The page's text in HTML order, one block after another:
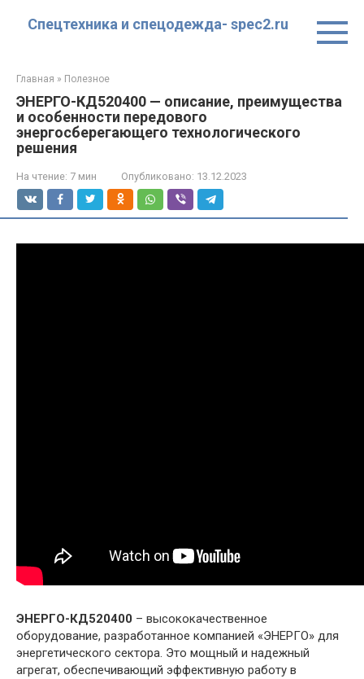
Спецтехника и спецодежда- spec2.ru
Главная » Полезное
ЭНЕРГО-КД520400 — описание, преимущества
и особенности передового
энергосберегающего технологического
решения
На чтение: 7 мин Опубликовано: 13.12.2023
ЭНЕРГО-КД520400 – высококачественное
оборудование, разработанное компанией «ЭНЕРГО» для
энергетического сектора. Это мощный и надежный
агрегат, обеспечивающий эффективную работу в